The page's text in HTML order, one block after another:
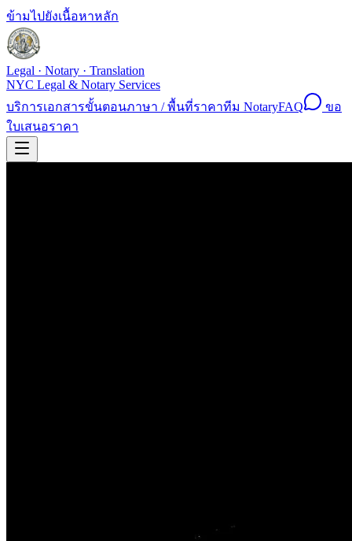
ข้ามไปยังเนื้อหาหลัก
Legal · Notary · Translation
NYC Legal & Notary Services
บริการเอกสารขั้นตอนภาษา / พื้นที่ราคาทีม NotaryFAQ
ขอ
ใบเสนอราคา